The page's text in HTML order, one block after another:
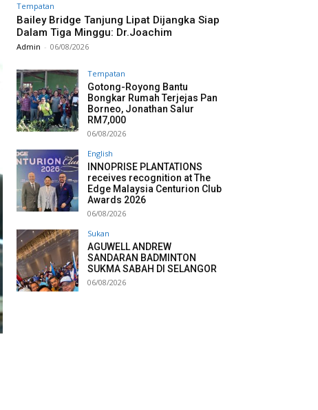
Tempatan
Bailey Bridge Tanjung Lipat Dijangka Siap
Dalam Tiga Minggu: Dr.Joachim
Admin - 06/08/2026
Tempatan
Gotong-Royong Bantu
Bongkar Rumah Terjejas Pan
Borneo, Jonathan Salur
RM7,000
06/08/2026
English
INNOPRISE PLANTATIONS
receives recognition at The
Edge Malaysia Centurion Club
Awards 2026
06/08/2026
Sukan
AGUWELL ANDREW
SANDARAN BADMINTON
SUKMA SABAH DI SELANGOR
06/08/2026